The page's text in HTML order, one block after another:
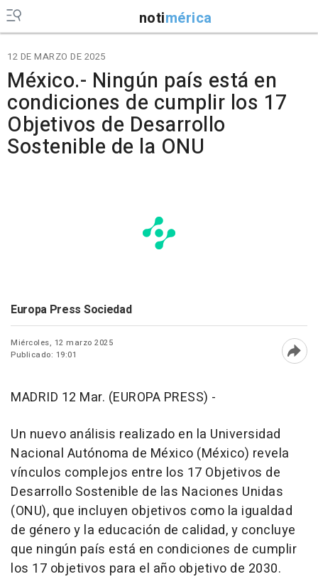
notimérica
12 DE MARZO DE 2025
México.- Ningún país está en
condiciones de cumplir los 17
Objetivos de Desarrollo
Sostenible de la ONU
Europa Press Sociedad
Miércoles, 12 marzo 2025
Publicado: 19:01
MADRID 12 Mar. (EUROPA PRESS) -
Un nuevo análisis realizado en la Universidad
Nacional Autónoma de México (México) revela
vínculos complejos entre los 17 Objetivos de
Desarrollo Sostenible de las Naciones Unidas
(ONU), que incluyen objetivos como la igualdad
de género y la educación de calidad, y concluye
que ningún país está en condiciones de cumplir
los 17 objetivos para el año objetivo de 2030.